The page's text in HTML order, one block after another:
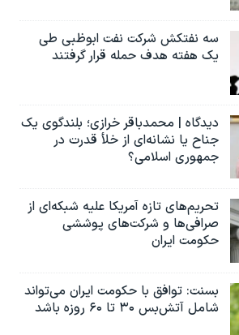
سه نفتکش شرکت نفت ابوظبی طی
یک هفته هدف حمله قرار گرفتند
دیدگاه | محمدباقر خرازی؛ بلندگوی یک
جناح یا نشانه‌ای از خلأ قدرت در
جمهوری اسلامی؟
تحریم‌های تازه آمریکا علیه شبکه‌ای از
صرافی‌ها و شرکت‌های پوششی
حکومت ایران
بسنت: توافق با حکومت ایران می‌تواند
شامل آتش‌بس ۳۰ تا ۶۰ روزه باشد